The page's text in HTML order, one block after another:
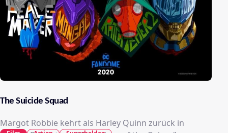
The Suicide Squad
Margot Robbie kehrt als Harley Quinn zurück in